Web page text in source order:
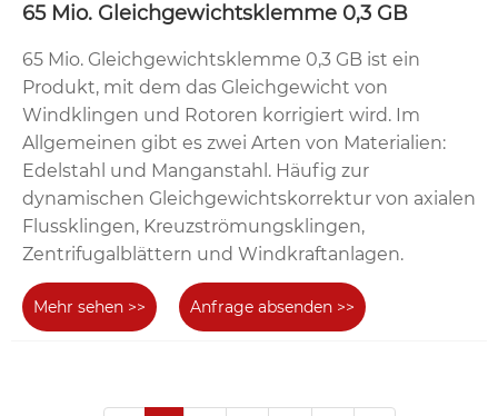
65 Mio. Gleichgewichtsklemme 0,3 GB
65 Mio. Gleichgewichtsklemme 0,3 GB ist ein
Produkt, mit dem das Gleichgewicht von
Windklingen und Rotoren korrigiert wird. Im
Allgemeinen gibt es zwei Arten von Materialien:
Edelstahl und Manganstahl. Häufig zur
dynamischen Gleichgewichtskorrektur von axialen
Flussklingen, Kreuzströmungsklingen,
Zentrifugalblättern und Windkraftanlagen.
Mehr sehen >> Anfrage absenden >>